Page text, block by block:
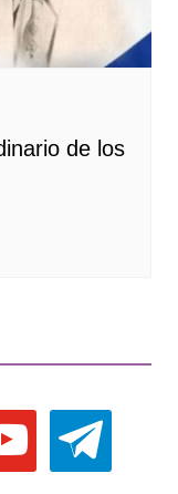
de los
telegram